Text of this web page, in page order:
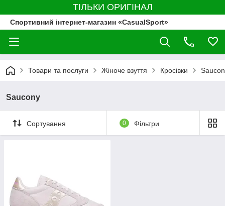
ТІЛЬКИ ОРИГІНАЛ
Спортивний інтернет-магазин «CasualSport»
Товари та послуги Жіноче взуття Кросівки
Saucony
Сортування 0 Фільтри